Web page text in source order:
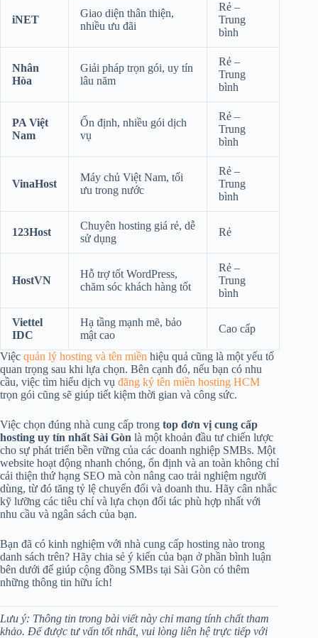
iNET
Giao diện thân thiện,
nhiều ưu đãi
Rẻ –
Trung
bình
Nhân
Hòa
Giải pháp trọn gói, uy tín
lâu năm
Rẻ –
Trung
bình
PA Việt
Nam
Ổn định, nhiều gói dịch
vụ
Rẻ –
Trung
bình
VinaHost
Máy chủ Việt Nam, tối
ưu trong nước
Rẻ –
Trung
bình
123Host
Chuyên hosting giá rẻ, dễ
sử dụng
Rẻ
HostVN
Hỗ trợ tốt WordPress,
chăm sóc khách hàng tốt
Rẻ –
Trung
bình
Viettel
IDC
Hạ tầng mạnh mẽ, bảo
mật cao
Cao cấp
Việc quản lý hosting và tên miền hiệu quả cũng là một yếu tố
quan trọng sau khi lựa chọn. Bên cạnh đó, nếu bạn có nhu
cầu, việc tìm hiểu dịch vụ đăng ký tên miền hosting HCM
trọn gói cũng sẽ giúp tiết kiệm thời gian và công sức.
Việc chọn đúng nhà cung cấp trong top đơn vị cung cấp
hosting uy tín nhất Sài Gòn là một khoản đầu tư chiến lược
cho sự phát triển bền vững của các doanh nghiệp SMBs. Một
website hoạt động nhanh chóng, ổn định và an toàn không chỉ
cải thiện thứ hạng SEO mà còn nâng cao trải nghiệm người
dùng, từ đó tăng tỷ lệ chuyển đổi và doanh thu. Hãy cân nhắc
kỹ lưỡng các tiêu chí và lựa chọn đối tác phù hợp nhất với
nhu cầu và ngân sách của bạn.
Bạn đã có kinh nghiệm với nhà cung cấp hosting nào trong
danh sách trên? Hãy chia sẻ ý kiến của bạn ở phần bình luận
bên dưới để giúp cộng đồng SMBs tại Sài Gòn có thêm
những thông tin hữu ích!
Lưu ý: Thông tin trong bài viết này chỉ mang tính chất tham
khảo. Để được tư vấn tốt nhất, vui lòng liên hệ trực tiếp với